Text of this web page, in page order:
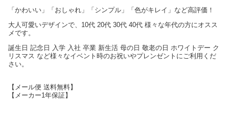
「かわいい」「おしゃれ」「シンプル」「色がキレイ」など高評価！
大人可愛いデザインで、10代 20代 30代 40代 様々な年代の方にオスス
メです。
誕生日 記念日 入学 入社 卒業 新生活 母の日 敬老の日 ホワイトデー ク
リスマス など様々なイベント時のお祝いやプレンゼントにご利用くだ
さい。
【メール便 送料無料】
【メーカー1年保証】